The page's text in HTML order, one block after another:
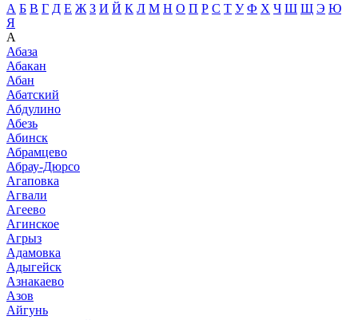
А Б В Г Д Е Ж З И Й К Л М Н О П Р С Т У Ф Х Ч Ш Щ Э Ю
Я
А
Абаза
Абакан
Абан
Абатский
Абдулино
Абезь
Абинск
Абрамцево
Абрау-Дюрсо
Агаповка
Агвали
Агеево
Агинское
Агрыз
Адамовка
Адыгейск
Азнакаево
Азов
Айгунь